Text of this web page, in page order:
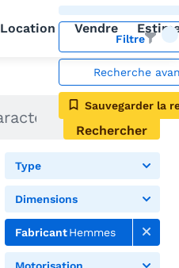
Location Vendre
Filtre
Recherche
Sauvegarder la
Rechercher
Type
Dimensions
FabricantHemmes